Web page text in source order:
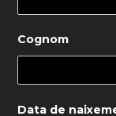
Cognom
Data de